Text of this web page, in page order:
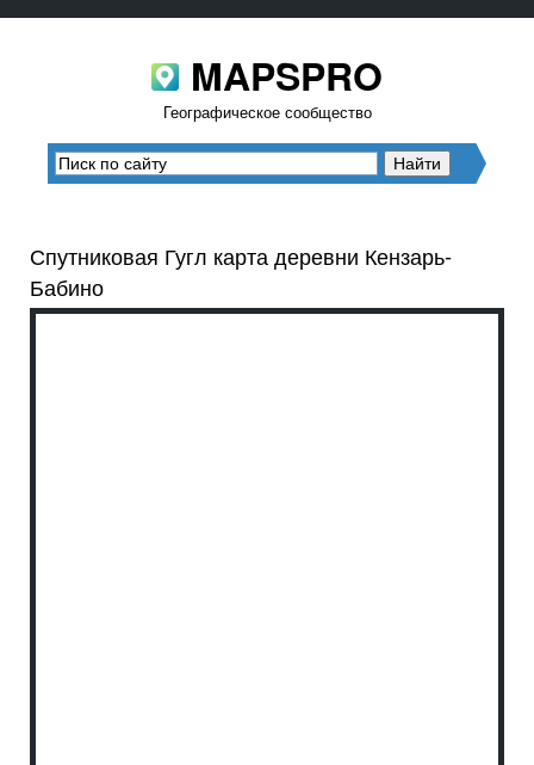
MAPSPRO
Географическое сообщество
Спутниковая Гугл карта деревни Кензарь-
Бабино